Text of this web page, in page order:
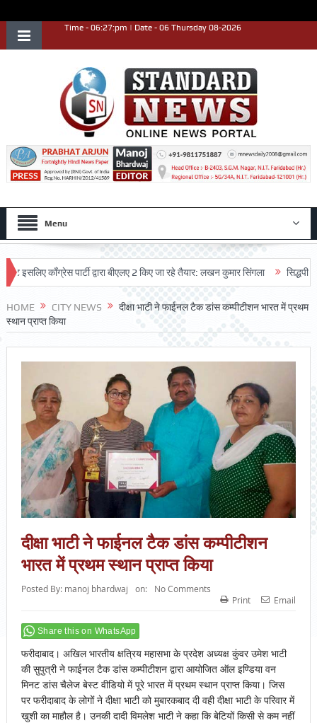
Time - 06:27:pm | Date - 06 Thursday 08-2026
Menu
काँग्रेस पार्टी द्वारा बीएलए 2 किए जा रहे तैयार: लखन कुमार सिंगला सिद्धपीठ श्री
HOME CITY NEWS
दीक्षा भाटी ने फाईनल टैक डांस कम्पीटीशन भारत में प्रथम
स्थान प्राप्त किया
दीक्षा भाटी ने फाईनल टैक डांस कम्पीटीशन
भारत में प्रथम स्थान प्राप्त किया
Posted By: manoj bhardwaj on:
No Comments
Print
Email
Share this on WhatsApp
फरीदाबाद। अखिल भारतीय क्षत्रिय महासभा के प्रदेश अध्यक्ष कुंवर उमेश भाटी
की सुपुत्री ने फाईनल टैक डांस कम्पीटीशन द्वारा आयोजित ऑल इण्डिया वन
मिनट डांस चैलेज बेस्ट वीडियो में पूरे भारत में प्रथम स्थान प्राप्त किया। जिस
पर फरीदाबाद के लोगों ने दीक्षा भाटी को मुबारकबाद दी वही दीक्षा भाटी के परिवार में
खुशी का माहौल है। उनकी दादी विमलेश भाटी ने कहा कि बेटियों किसी से कम नहीं